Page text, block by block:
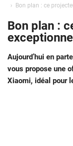
Bon plan : ce
Bon plan :
Aujourd’hui en
vous propose une
Xiaomi, idéal pour